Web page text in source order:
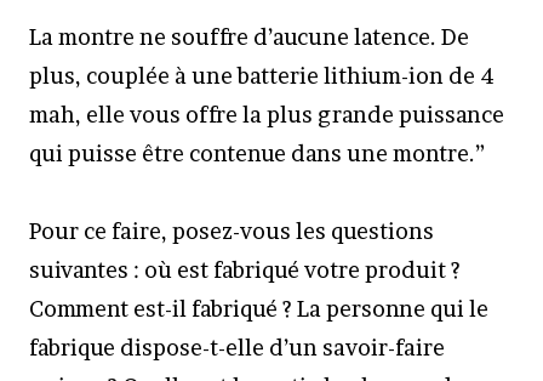
La montre ne souffre d’aucune latence. De
plus, couplée à une batterie lithium-ion de 4
mah, elle vous offre la plus grande puissance
qui puisse être contenue dans une montre.”
Pour ce faire, posez-vous les questions
suivantes : où est fabriqué votre produit ?
Comment est-il fabriqué ? La personne qui le
fabrique dispose-t-elle d’un savoir-faire